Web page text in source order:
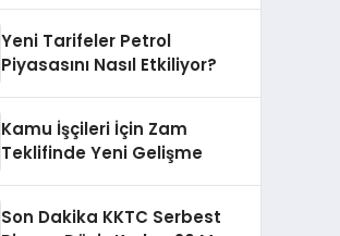
Yeni Tarifeler Petrol
Piyasasını Nasıl Etkiliyor?
Kamu İşçileri İçin Zam
Teklifinde Yeni Gelişme
Son Dakika KKTC Serbest